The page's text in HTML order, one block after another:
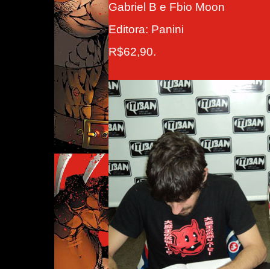
Gabriel B e Fbio Moon
Editora: Panini
R$62,90.